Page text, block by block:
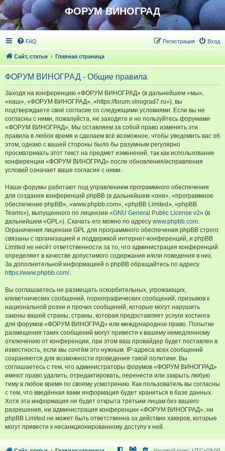
ФОРУМ ВИНОГРАД
FAQ Вход
Регистрация
Сайт, статьи Главная страница
ФОРУМ ВИНОГРАД - Общие правила
Заходя на конференцию «ФОРУМ ВИНОГРАД» (в дальнейшем «мы»,
«наш», «ФОРУМ ВИНОГРАД», «https://forum.vinograd7.ru»), вы
подтверждаете своё согласие со следующими условиями. Если вы не
согласны с ними, пожалуйста, не заходите и не пользуйтесь форумами
«ФОРУМ ВИНОГРАД». Мы оставляем за собой право изменять эти
правила в любое время и сделаем всё возможное, чтобы уведомить вас об
этом, однако с вашей стороны было бы разумным регулярно
просматривать этот текст на предмет изменений, так как использование
конференции «ФОРУМ ВИНОГРАД» после обновления/исправления
условий означает ваше согласие с ними.
Наши форумы работают под управлением программного обеспечения
для создания конференций phpBB (в дальнейшем «они», «программное
обеспечение phpBB», «www.phpbb.com», «phpBB Limited», «phpBB
Teams»), выпущенного по лицензии «GNU General Public License v2» (в
дальнейшем «GPL»). Скачать его можно по адресу www.phpbb.com.
Ограничения лицензии GPL для программного обеспечения phpBB строго
связаны с организацией и поддержкой интернет-конференций, и phpBB
Limited не несёт ответственности за то, что администрация конференций
определяет в качестве допустимого содержания и/или поведения в них.
За дополнительной информацией о phpBB обращайтесь по адресу
https://www.phpbb.com/.
Вы соглашаетесь не размещать оскорбительных, угрожающих,
клеветнических сообщений, порнографических сообщений, призывов к
национальной розни и прочих сообщений, которые могут нарушить
законы вашей страны, страны, которая предоставляет услуги хостинга
для форумов «ФОРУМ ВИНОГРАД» или международное право. Попытки
размещения таких сообщений могут привести к вашему немедленному
отключению от конференции, при этом ваш провайдер будет поставлен в
известность, если мы сочтём это нужным. IP-адреса всех сообщений
сохраняются для возможности проведения такой политики. Вы
соглашаетесь с тем, что администраторы форумов «ФОРУМ ВИНОГРАД»
имеют право удалить, отредактировать, перенести или закрыть любую
тему в любое время по своему усмотрению. Как пользователь вы согласны
с тем, что введённая вами информация будет храниться в базе данных.
Хотя эта информация не будет открыта третьим лицам без вашего
разрешения, ни администрация конференции «ФОРУМ ВИНОГРАД», ни
phpBB Limited не может быть ответственна за действия хакеров, которые
могут привести к несанкционированному доступу к ней.